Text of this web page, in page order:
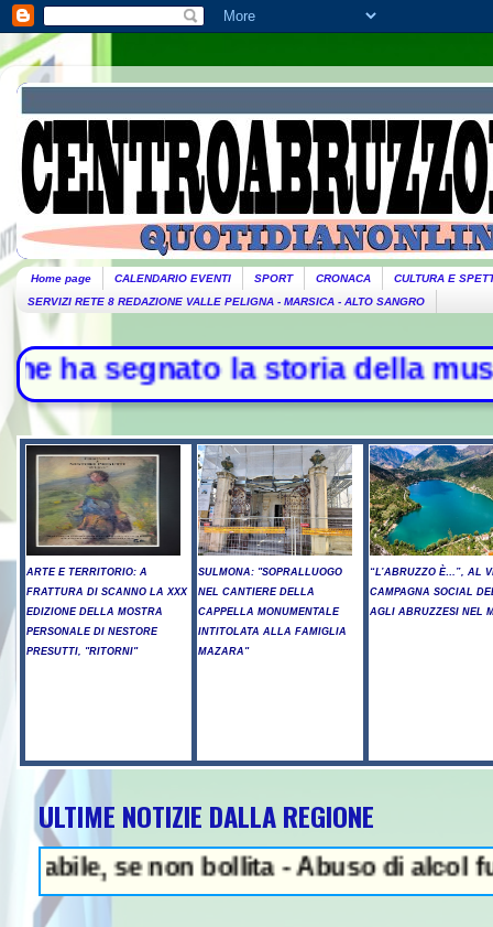
Home page CALENDARIO EVENTI SPORT CRONACA
CULTURA E
SERVIZI RETE 8 REDAZIONE VALLE PELIGNA - MARSICA - ALTO SANGRO
la storia della musica -
ARTE E TERRITORIO: A
FRATTURA DI SCANNO LA XXX
EDIZIONE DELLA MOSTRA
PERSONALE DI NESTORE
PRESUTTI, "RITORNI"
SULMONA: "SOPRALLUOGO
NEL CANTIERE DELLA
CAPPELLA MONUMENTALE
INTITOLATA ALLA FAMIGLIA
MAZARA"
“L’ABRUZZO È…”, AL
CAMPAGNA SOCIAL
AGLI ABRUZZESI NEL
ULTIME NOTIZIE DALLA REGIONE
non bollita - Abuso di alcol fuori
NEWS IN